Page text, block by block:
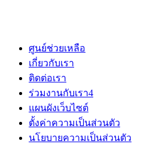
ศูนย์ช่วยเหลือ
เกี่ยวกับเรา
ติดต่อเรา
ร่วมงานกับเรา4
แผนผังเว็บไซต์
ตั้งค่าความเป็นส่วนตัว
นโยบายความเป็นส่วนตัว